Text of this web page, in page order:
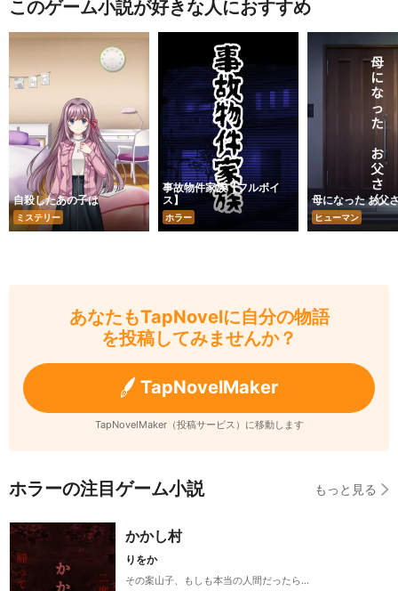
このゲーム小説が好きな人におすすめ
自殺したあの子は
ミステリー
事故物件家族【フルボイ
ス】
ホラー
母になった お父
ヒューマン
あなたもTapNovelに自分の物語
を投稿してみませんか？
TapNovelMaker
TapNovelMaker（投稿サービス）に移動します
ホラーの注目ゲーム小説 もっと見る
かかし村
りをか
その案山子、もしも本当の人間だったら…